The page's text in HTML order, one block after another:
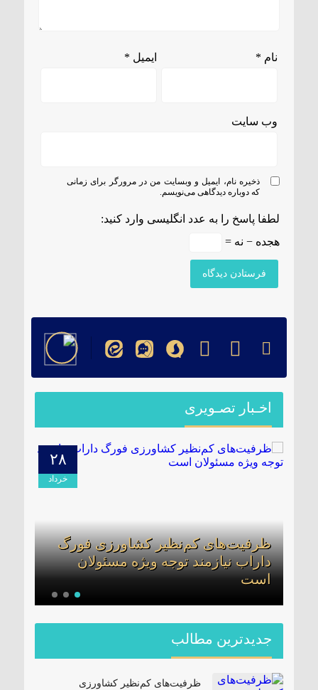
نام * ایمیل *
وب‌ سایت
ذخیره نام، ایمیل و وبسایت من در مرورگر برای زمانی
که دوباره دیدگاهی می‌نویسم.
لطفا پاسخ را به عدد انگلیسی وارد کنید:
هجده − نه =
اخـبار تصـویری
۲۸
خرداد
ظرفیت‌های کم‌نظیر کشاورزی فورگ
داراب نیازمند توجه ویژه مسئولان
است
جدیدترین مطالب
ظرفیت‌های کم‌نظیر کشاورزی